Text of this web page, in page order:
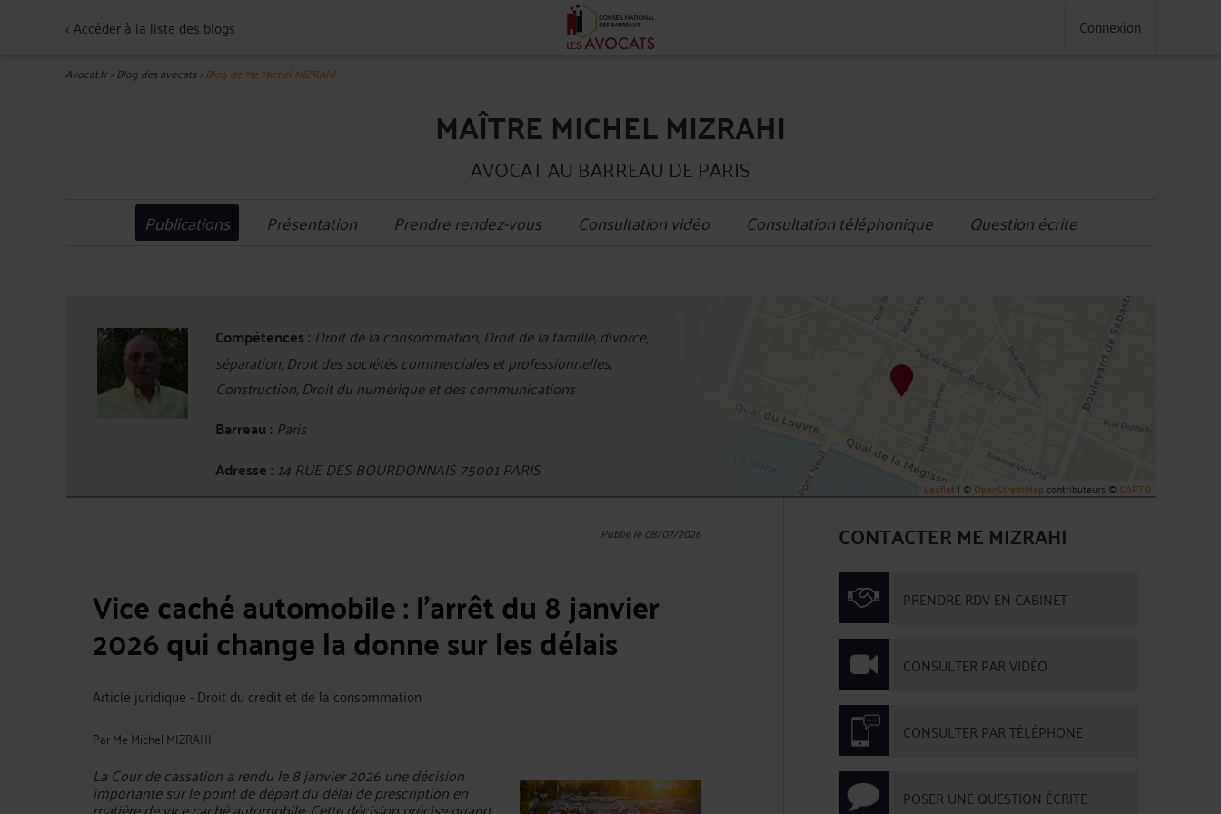
<Accéder à la liste des blogs Connexion
Avocat.fr>Blog des avocats>Blog de Me Michel MIZRAHI
MAÎTRE MICHEL MIZRAHI
AVOCAT AU BARREAU DE PARIS
Publications Présentation Prendre rendez-vous Consultation vidéo Consultation téléphonique Question écrite
Compétences : Droit de la consommation, Droit de la famille, divorce,
séparation, Droit des sociétés commerciales et professionnelles,
Construction, Droit du numérique et des communications
Barreau : Paris
Adresse : 14 RUE DES BOURDONNAIS 75001 PARIS
Leaflet | ©OpenStreetMapcontributeurs ©CARTO
Publié le 08/07/2026
Vice caché automobile : l'arrêt du 8 janvier
2026 qui change la donne sur les délais
Article juridique - Droit du crédit et de la consommation
ParMe Michel MIZRAHI
La Cour de cassation a rendu le 8 janvier 2026 une décision
importante sur le point de départ du délai de prescription en
CONTACTER ME MIZRAHI
PRENDRE RDV EN CABINET
CONSULTER PAR VIDÉO
CONSULTER PAR TÉLÉPHONE
POSER UNE QUESTION ÉCRITE